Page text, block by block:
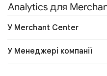
Analytics для
У Merchant Center
У Менеджері компанії